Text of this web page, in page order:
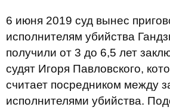
6 июня 2019 суд вынес
исполнителям убийства
получили от 3 до 6,5 лет
судят Игоря Павловского,
считает посредником между
исполнителями убийства.